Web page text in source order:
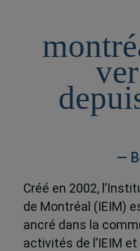
—
Créé en 2002,
de Montréal (IEIM)
ancré dans la
activités de l’IEIM